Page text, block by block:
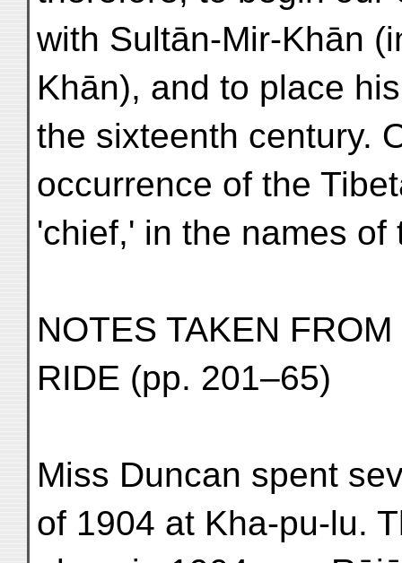
with Sultān-Mir-Khān
Khān), and to place
the sixteenth century.
occurrence of the
'chief,' in the names of
NOTES TAKEN
RIDE (pp. 201–65)
Miss Duncan spent
of 1904 at Kha-pu-lu.